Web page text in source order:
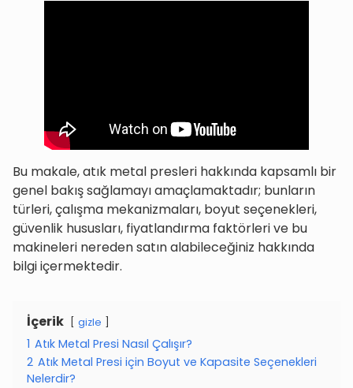
Bu makale, atık metal presleri hakkında kapsamlı bir
genel bakış sağlamayı amaçlamaktadır; bunların
türleri, çalışma mekanizmaları, boyut seçenekleri,
güvenlik hususları, fiyatlandırma faktörleri ve bu
makineleri nereden satın alabileceğiniz hakkında
bilgi içermektedir.
İçerik gizle
1 Atık Metal Presi Nasıl Çalışır?
2 Atık Metal Presi için Boyut ve Kapasite Seçenekleri
Nelerdir?